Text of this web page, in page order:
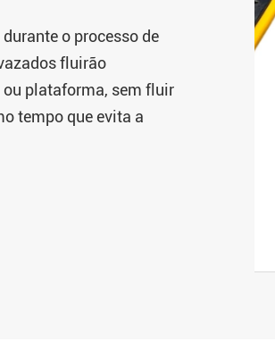
o processo de
fluirão
plataforma, sem fluir
tempo que evita a